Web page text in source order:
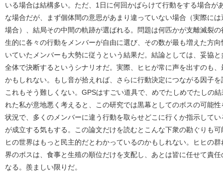
いる場合は結構多い。ただ、1日に何回かばらけて行動をする場合が
な場合だが、まず個体間の意思があまり違っていない場合（実際に
場合）、結局その中間の軌跡が選ばれる。問題は何匹かが支離滅裂
生的に各々の行動をメンバーが自由に選び、その数が最も増えた方
いていたメンバーも大勢に従うという結果だ。結論としては、妥協
全体で決断するというシナリオだ。実際、ヒヒが常に声を出すのも
かもしれない。もし音が拾えれば、さらに行動決定につながる因子
これもそう難しくない。GPSはすごい道具で、めでたしめでたしの
れた私が意地悪く考えると、この研究では黒幕としてのボスの可能
状況で、多くのメンバーに違う行動を取らせどこに行くか指示して
が成立する気もする。この論文だけを読むとこんな下衆の勘ぐりも
ヒの世界はもっと民主的だとわかっているのかもしれない。ヒヒの
界のボスは、食事と生殖の順位だけを支配し、あとは皆に任せて責
なる。羨ましい限りだ。